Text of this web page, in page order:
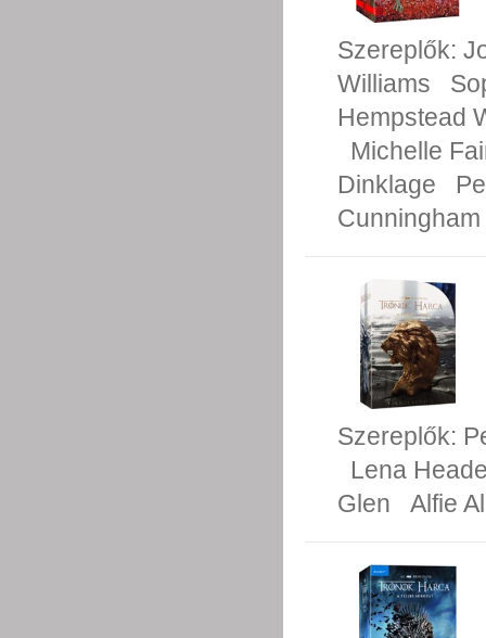
Szereplők:
Williams
Hempstead
Michelle
Dinklage
Cunningham
Szereplők:
Lena
Glen
Alfie